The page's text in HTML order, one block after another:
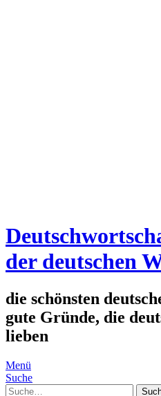
der deutschen
die schönsten
gute Gründe, die
lieben
Menü
Suche
Suche